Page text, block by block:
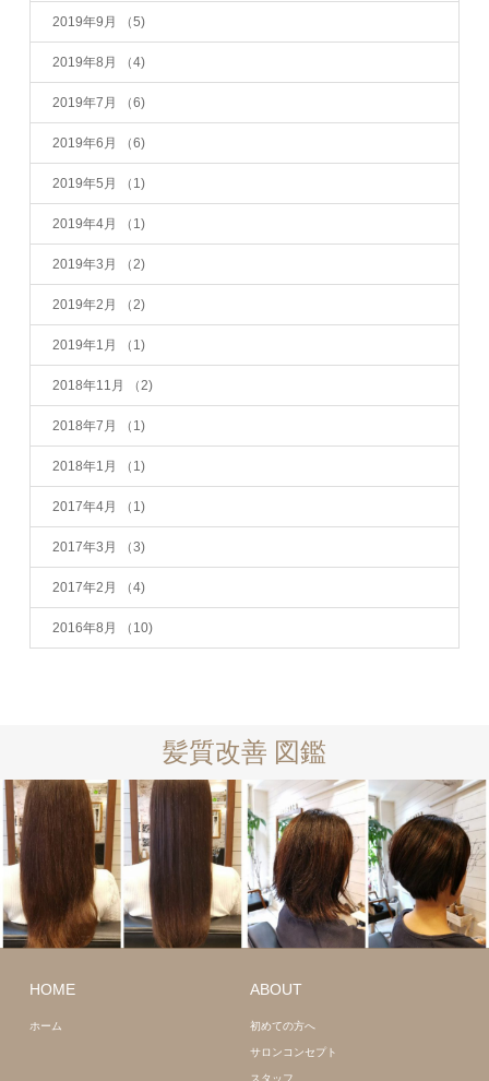
2019年9月 （5)
2019年8月 （4)
2019年7月 （6)
2019年6月 （6)
2019年5月 （1)
2019年4月 （1)
2019年3月 （2)
2019年2月 （2)
2019年1月 （1)
2018年11月 （2)
2018年7月 （1)
2018年1月 （1)
2017年4月 （1)
2017年3月 （3)
2017年2月 （4)
2016年8月 （10)
髪質改善 図鑑
ロング 髪質
HOME
ホーム
ABOUT
初めての方へ
サロンコンセプト